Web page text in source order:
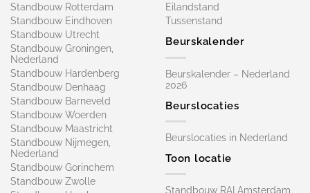
Standbouw Rotterdam
Standbouw Eindhoven
Standbouw Utrecht
Standbouw Groningen,
Nederland
Standbouw Hardenberg
Standbouw Denhaag
Standbouw Barneveld
Standbouw Woerden
Standbouw Maastricht
Standbouw Nijmegen,
Nederland
Standbouw Gorinchem
Standbouw Zwolle
Eilandstand
Tussenstand
Beurskalender
Beurskalender – Nederland
2026
Beurslocaties
Beurslocaties in Nederland
Toon locatie
Standbouw RAI Amsterdam